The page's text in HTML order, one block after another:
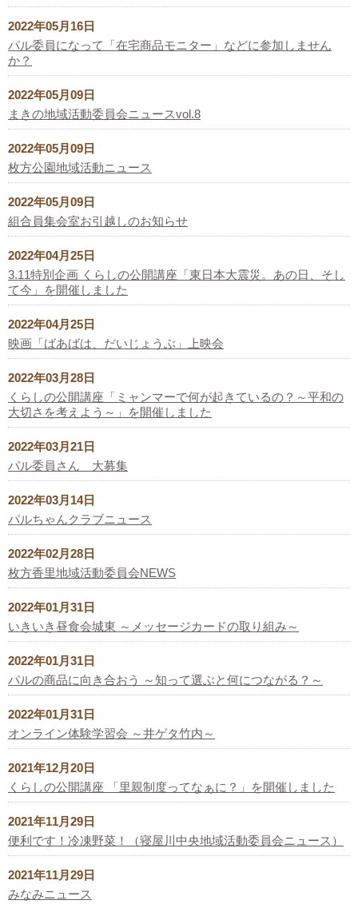
2022年05月16日
パル委員になって「在宅商品モニター」などに参加しません
か？
2022年05月09日
まきの地域活動委員会ニュースvol.8
2022年05月09日
枚方公園地域活動ニュース
2022年05月09日
組合員集会室お引越しのお知らせ
2022年04月25日
3.11特別企画 くらしの公開講座「東日本大震災。あの日、そし
て今」を開催しました
2022年04月25日
映画「ばあばは、だいじょうぶ」上映会
2022年03月28日
くらしの公開講座「ミャンマーで何が起きているの？～平和の
大切さを考えよう～」を開催しました
2022年03月21日
パル委員さん 大募集
2022年03月14日
パルちゃんクラブニュース
2022年02月28日
枚方香里地域活動委員会NEWS
2022年01月31日
いきいき昼食会城東 ～メッセージカードの取り組み～
2022年01月31日
パルの商品に向き合おう ～知って選ぶと何につながる？～
2022年01月31日
オンライン体験学習会 ～井ゲタ竹内～
2021年12月20日
くらしの公開講座 「里親制度ってなぁに？」を開催しました
2021年11月29日
便利です！冷凍野菜！（寝屋川中央地域活動委員会ニュース）
2021年11月29日
みなみニュース